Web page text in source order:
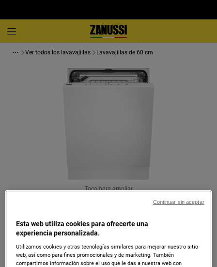
Ver todos los lavavajillas Lavavajillas de 60 cm
Toca para ampliar
ZDLN5531
Lavavajillas integrable de 60 cm para 13
cubiertos
Esta web utiliza cookies para ofrecerte una
experiencia personalizada.
Utilizamos cookies y otras tecnologías similares para mejorar nuestro sitio
web, así como para fines promocionales y de marketing. También
compartimos información sobre el uso que le das a nuestra web con
Continuar sin aceptar